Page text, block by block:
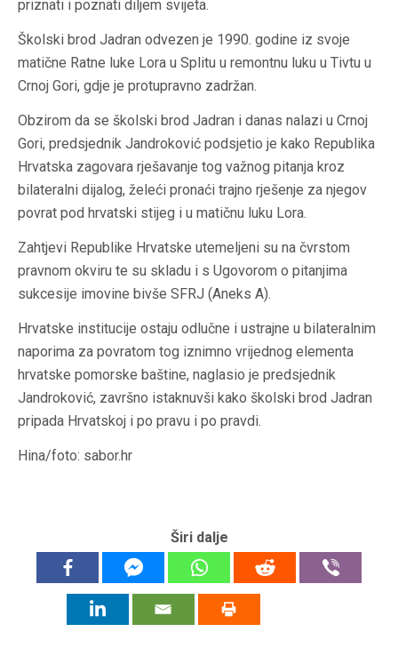
priznati i poznati diljem svijeta.
Školski brod Jadran odvezen je 1990. godine iz svoje
matične Ratne luke Lora u Splitu u remontnu luku u Tivtu u
Crnoj Gori, gdje je protupravno zadržan.
Obzirom da se školski brod Jadran i danas nalazi u Crnoj
Gori, predsjednik Jandroković podsjetio je kako Republika
Hrvatska zagovara rješavanje tog važnog pitanja kroz
bilateralni dijalog, želeći pronaći trajno rješenje za njegov
povrat pod hrvatski stijeg i u matičnu luku Lora.
Zahtjevi Republike Hrvatske utemeljeni su na čvrstom
pravnom okviru te su skladu i s Ugovorom o pitanjima
sukcesije imovine bivše SFRJ (Aneks A).
Hrvatske institucije ostaju odlučne i ustrajne u bilateralnim
naporima za povratom tog iznimno vrijednog elementa
hrvatske pomorske baštine, naglasio je predsjednik
Jandroković, završno istaknuvši kako školski brod Jadran
pripada Hrvatskoj i po pravu i po pravdi.
Hina/foto: sabor.hr
Širi dalje